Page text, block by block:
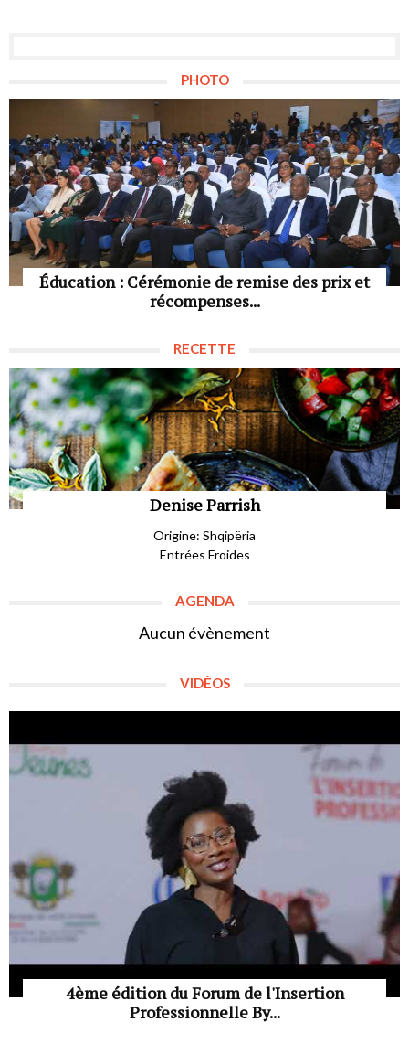
PHOTO
Éducation : Cérémonie de remise des prix et
récompenses...
RECETTE
Denise Parrish
Origine: Shqipëria
Entrées Froides
AGENDA
Aucun évènement
VIDÉOS
4ème édition du Forum de l'Insertion
Professionnelle By...